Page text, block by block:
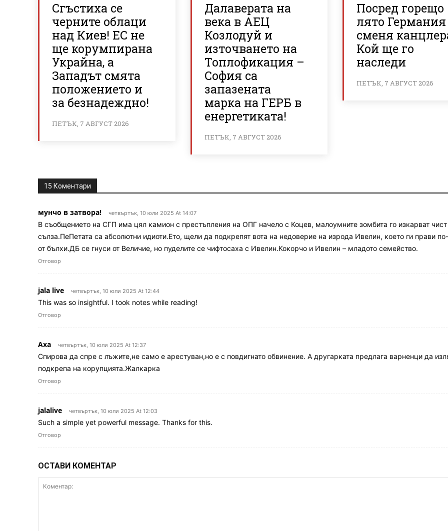
Сгъстиха се
черните облаци
над Киев! ЕС не
ще корумпирана
Украйна, а
Западът смята
положението и
за безнадеждно!
ПЕТЪК, 7 АВГУСТ 2026
Далаверата на
века в АЕЦ
Козлодуй и
източването на
Топлофикация –
София са
запазената
марка на ГЕРБ в
енергетиката!
ПЕТЪК, 7 АВГУСТ 2026
Посред горещо
лято Германия
сменя
Кой ще го
наследи
ПЕТЪК, 7 АВГУСТ 2026
15 Коментари
мунчо в затвора! четвъртък, 10 юли 2025 At 14:07
В съобщението на СГП има цял камион с престъпления на ОПГ начело с Коцев, малоумните зомбита го изкарват чист
сълза.ПеПетата са абсолютни идиоти.Ето, щели да подкрепят вота на недоверие на изрода Ивелин, което ги прави
от бълхи.ДБ се гнуси от Величие, но пуделите се чифтосаха с Ивелин.Кокорчо и Ивелин – младото семейство.
Отговор
jala live четвъртък, 10 юли 2025 At 12:44
This was so insightful. I took notes while reading!
Отговор
Аха четвъртък, 10 юли 2025 At 12:37
Спирова да спре с лъжите,не само е арестуван,но е с повдигнато обвинение. А другарката предлага варненци да
подкрепа на корупцията.Жалкарка
Отговор
jalalive четвъртък, 10 юли 2025 At 12:03
Such a simple yet powerful message. Thanks for this.
Отговор
ОСТАВИ КОМЕНТАР